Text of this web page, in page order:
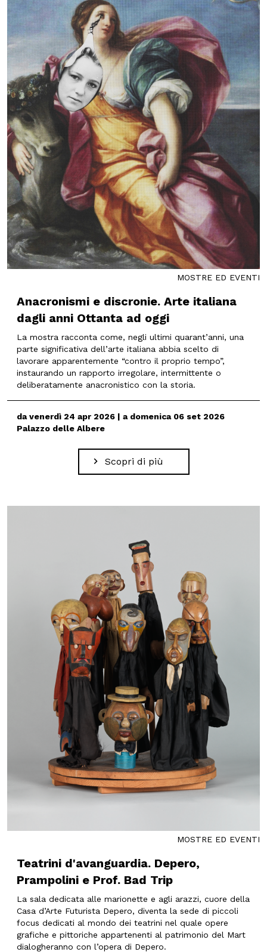
MOSTRE ED EVENTI
Anacronismi e discronie. Arte italiana
dagli anni Ottanta ad oggi
La mostra racconta come, negli ultimi quarant’anni, una
parte significativa dell’arte italiana abbia scelto di
lavorare apparentemente “contro il proprio tempo”,
instaurando un rapporto irregolare, intermittente o
deliberatamente anacronistico con la storia.
da venerdì 24 apr 2026 | a domenica 06 set 2026
Palazzo delle Albere
Scopri di più
MOSTRE ED EVENTI
Teatrini d'avanguardia. Depero,
Prampolini e Prof. Bad Trip
La sala dedicata alle marionette e agli arazzi, cuore della
Casa d’Arte Futurista Depero, diventa la sede di piccoli
focus dedicati al mondo dei teatrini nel quale opere
grafiche e pittoriche appartenenti al patrimonio del Mart
dialogheranno con l’opera di Depero.